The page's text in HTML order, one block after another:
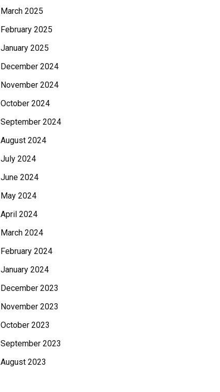
March 2025
February 2025
January 2025
December 2024
November 2024
October 2024
September 2024
August 2024
July 2024
June 2024
May 2024
April 2024
March 2024
February 2024
January 2024
December 2023
November 2023
October 2023
September 2023
August 2023